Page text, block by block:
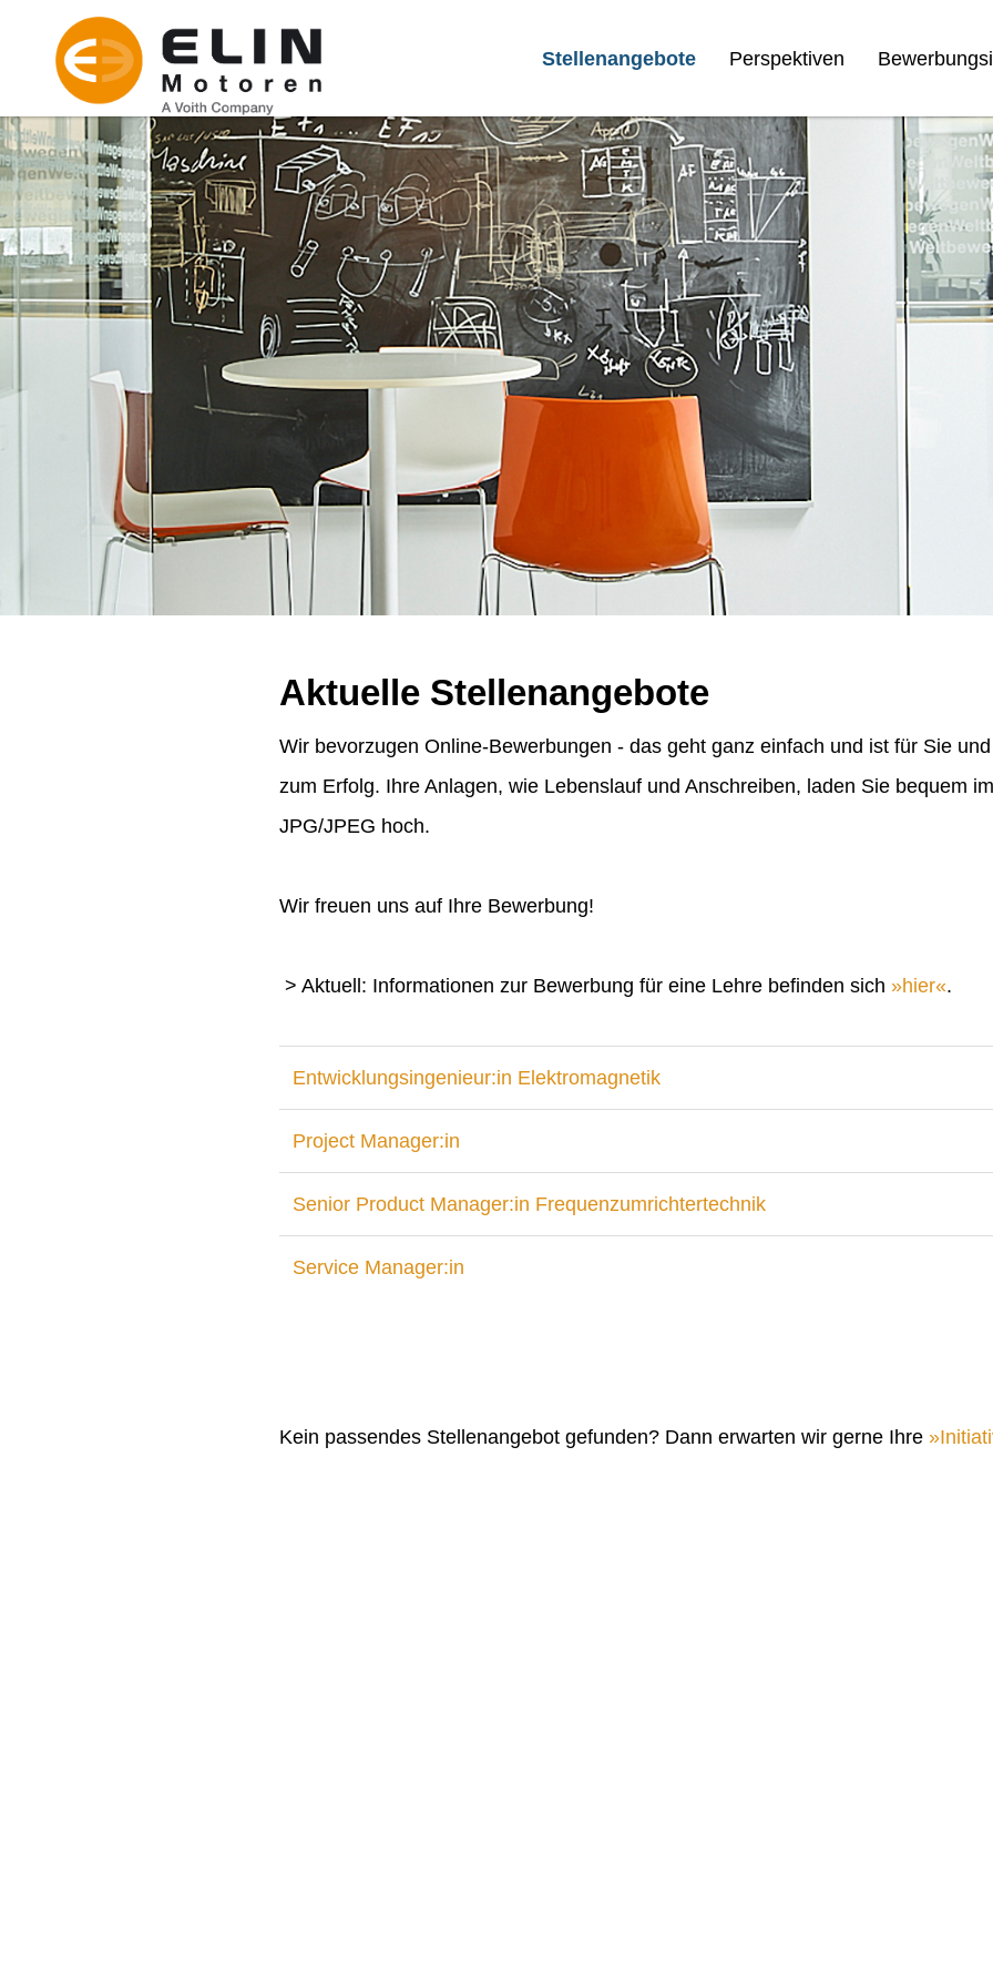
Stellenangebote Perspektiven
Aktuelle Stellenangebote
Wir bevorzugen Online-Bewerbungen - das geht ganz einfach und ist für Sie
zum Erfolg. Ihre Anlagen, wie Lebenslauf und Anschreiben, laden Sie bequem
JPG/JPEG hoch.
Wir freuen uns auf Ihre Bewerbung!
> Aktuell: Informationen zur Bewerbung für eine Lehre befinden sich hier .
Entwicklungsingenieur:in Elektromagnetik
Project Manager:in
Senior Product Manager:in Frequenzumrichtertechnik
Service Manager:in
Kein passendes Stellenangebot gefunden? Dann erwarten wir gerne Ihre